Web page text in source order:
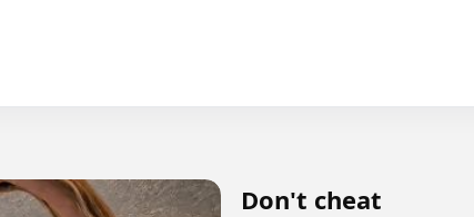
Don't cheat